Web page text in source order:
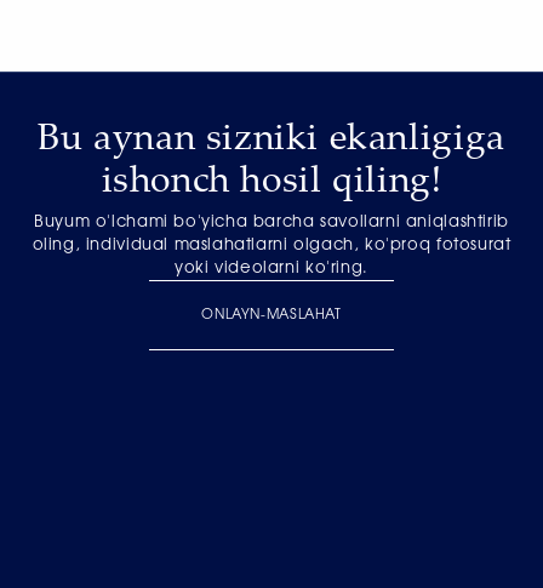
Bu aynan sizniki ekanligiga
ishonch hosil qiling!
Buyum o'lchami bo'yicha barcha savollarni aniqlashtirib
oling, individual maslahatlarni olgach, ko'proq fotosurat
yoki videolarni ko'ring.
ONLAYN-MASLAHAT